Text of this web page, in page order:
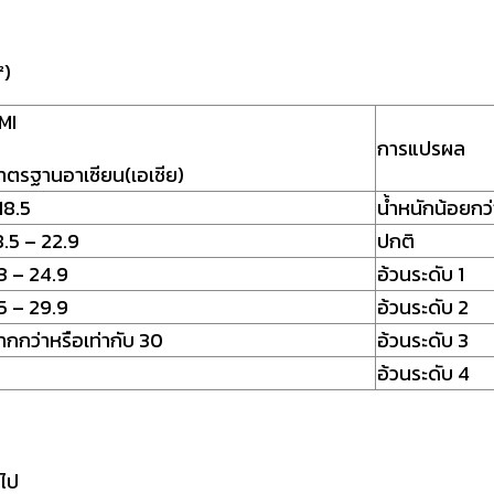
ตรฐานอาเซียน(เอเชีย)
การแปรผล
น้ำหนักน้อยก
– 22.9
ปกติ
– 24.9
อ้วนระดับ 1
– 29.9
อ้วนระดับ 2
กกว่าหรือเท่ากับ 30
อ้วนระดับ 3
อ้วนระดับ 4
ป